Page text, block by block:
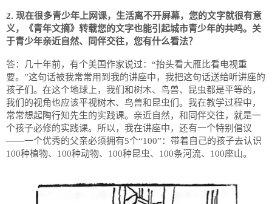
2. 现在很多青少年上网课，生活离不开屏幕，您的文字就很有意
义，《青年文摘》转载您的文字也能引起城市青少年的共鸣。关
于青少年亲近自然、同伴交往，您有什么看法？
答：几十年前，有个美国作家说过：“抬头看大雁比看电视重
要。”这句话被我常常用到我的讲座中，我把这句话送给听讲座的
孩子们。在这个地球上，我们和树木、鸟兽、昆虫都是平等的，
我们的视角也应该平视树木、鸟兽和昆虫们。我在教学过程中，
常常想起陶行知先生的实践课。亲近自然，和同伴交往，就是一
个孩子必修的实践课。所以，我在讲座中，还有一个特别倡议
——一个优秀的父亲必须拥有5个“100”：带着自己的孩子去认识
100种植物、100种动物、100种昆虫、100条河流、100座山。